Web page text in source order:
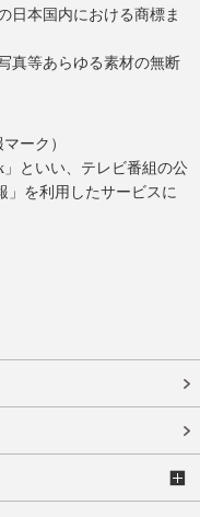
日本国内における商標ま
真等あらゆる素材の無断
ーク）
」といい、テレビ番組の公
」を利用したサービスに